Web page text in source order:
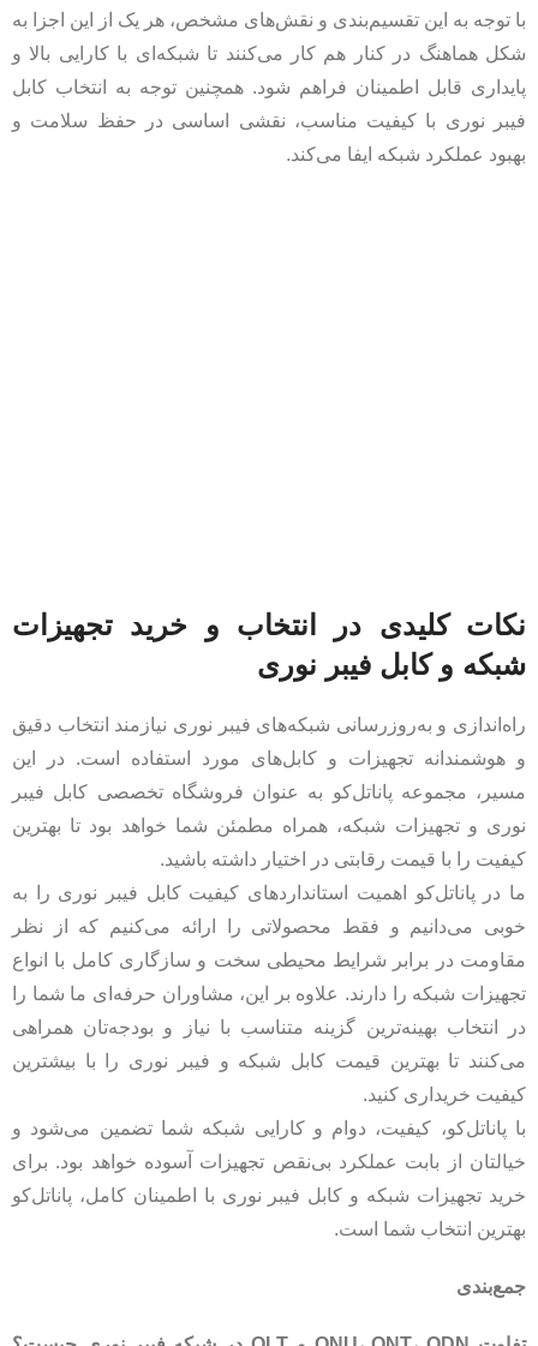
با توجه به این تقسیم‌بندی و نقش‌های مشخص، هر یک از این اجزا به
شکل هماهنگ در کنار هم کار می‌کنند تا شبکه‌ای با کارایی بالا و
پایداری قابل اطمینان فراهم شود. همچنین توجه به انتخاب کابل
فیبر نوری با کیفیت مناسب، نقشی اساسی در حفظ سلامت و
بهبود عملکرد شبکه ایفا می‌کند.
نکات کلیدی در انتخاب و خرید تجهیزات
شبکه و کابل فیبر نوری
راه‌اندازی و به‌روزرسانی شبکه‌های فیبر نوری نیازمند انتخاب دقیق
و هوشمندانه تجهیزات و کابل‌های مورد استفاده است. در این
مسیر، مجموعه پاناتل‌کو به عنوان فروشگاه تخصصی کابل فیبر
نوری و تجهیزات شبکه، همراه مطمئن شما خواهد بود تا بهترین
کیفیت را با قیمت رقابتی در اختیار داشته باشید.
ما در پاناتل‌کو اهمیت استانداردهای کیفیت کابل فیبر نوری را به
خوبی می‌دانیم و فقط محصولاتی را ارائه می‌کنیم که از نظر
مقاومت در برابر شرایط محیطی سخت و سازگاری کامل با انواع
تجهیزات شبکه را دارند. علاوه بر این، مشاوران حرفه‌ای ما شما را
در انتخاب بهینه‌ترین گزینه متناسب با نیاز و بودجه‌تان همراهی
می‌کنند تا بهترین قیمت کابل شبکه و فیبر نوری را با بیشترین
کیفیت خریداری کنید.
با پاناتل‌کو، کیفیت، دوام و کارایی شبکه شما تضمین می‌شود و
خیالتان از بابت عملکرد بی‌نقص تجهیزات آسوده خواهد بود. برای
خرید تجهیزات شبکه و کابل فیبر نوری با اطمینان کامل، پاناتل‌کو
بهترین انتخاب شما است.
جمع‌بندی